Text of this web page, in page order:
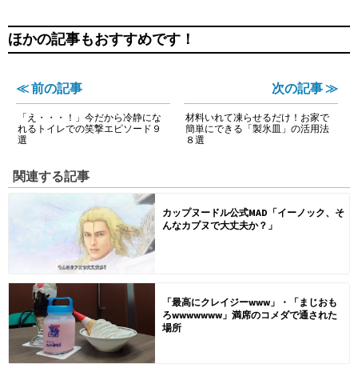
ほかの記事もおすすめです！
≪ 前の記事
「え・・・！」今だから冷静にな
れるトイレでの笑撃エピソード９
選
次の記事 ≫
材料いれて凍らせるだけ！お家で
簡単にできる「製氷皿」の活用法
８選
関連する記事
カップヌードル公式MAD「イーノック、そ
んなカプヌで大丈夫か？」
「最高にクレイジーwww」・「まじおも
ろwwwwwww」満席のコメダで通された
場所